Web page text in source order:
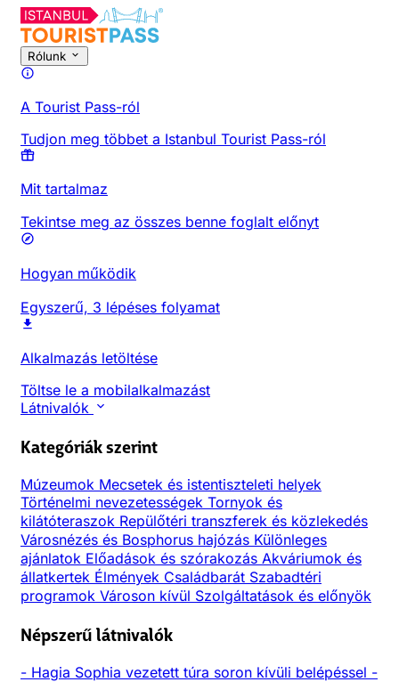
Rólunk
A Tourist Pass-ról
Tudjon meg többet a Istanbul Tourist Pass-ról
Mit tartalmaz
Tekintse meg az összes benne foglalt előnyt
Hogyan működik
Egyszerű, 3 lépéses folyamat
Alkalmazás letöltése
Töltse le a mobilalkalmazást
Látnivalók
Kategóriák szerint
Múzeumok Mecsetek és istentiszteleti helyek
Történelmi nevezetességek Tornyok és
kilátóteraszok Repülőtéri transzferek és közlekedés
Városnézés és Bosphorus hajózás Különleges
ajánlatok Előadások és szórakozás Akváriumok és
állatkertek Élmények Családbarát Szabadtéri
programok Városon kívül Szolgáltatások és előnyök
Népszerű látnivalók
- Hagia Sophia vezetett túra soron kívüli belépéssel -